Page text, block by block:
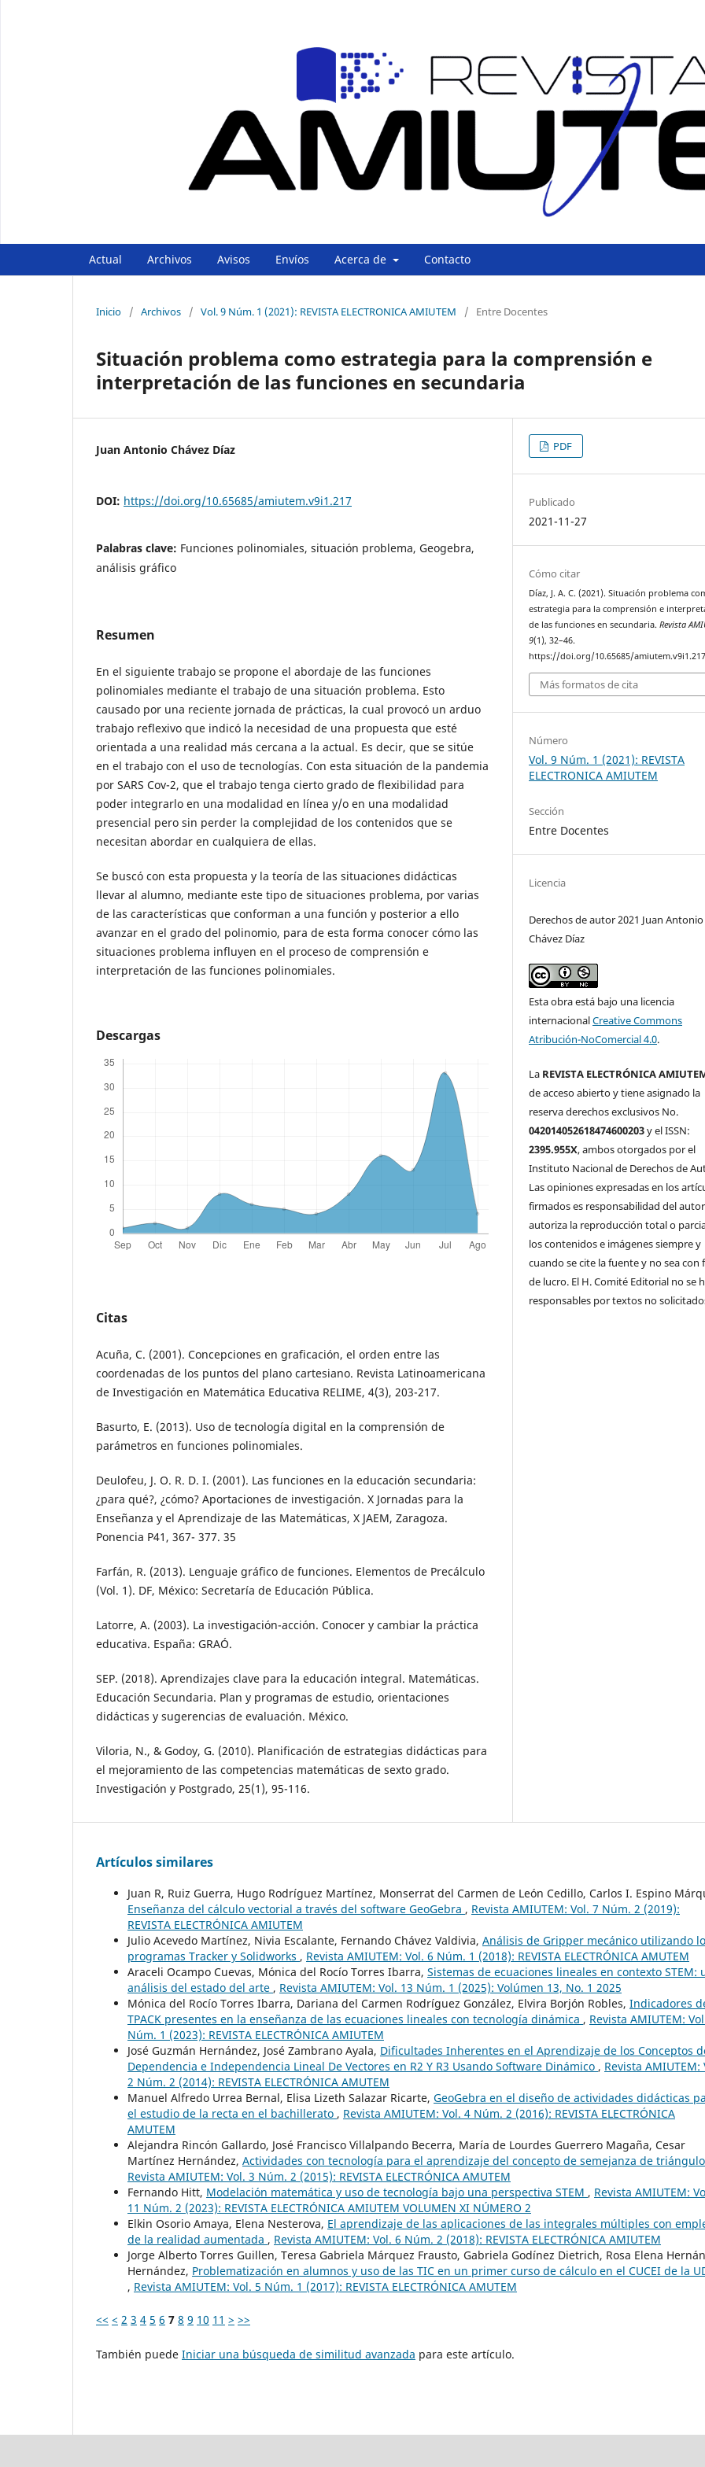
Actual Archivos Avisos Envíos Acerca de Contacto
Inicio / Archivos / Vol. 9 Núm. 1 (2021): REVISTA ELECTRONICA AMIUTEM / Entre Docentes
Situación problema como estrategia para la comprensión e
interpretación de las funciones en secundaria
Juan Antonio Chávez Díaz
DOI: https://doi.org/10.65685/amiutem.v9i1.217
Palabras clave: Funciones polinomiales, situación problema, Geogebra,
análisis gráfico
Resumen
En el siguiente trabajo se propone el abordaje de las funciones
polinomiales mediante el trabajo de una situación problema. Esto
causado por una reciente jornada de prácticas, la cual provocó un arduo
trabajo reflexivo que indicó la necesidad de una propuesta que esté
orientada a una realidad más cercana a la actual. Es decir, que se sitúe
en el trabajo con el uso de tecnologías. Con esta situación de la pandemia
por SARS Cov-2, que el trabajo tenga cierto grado de flexibilidad para
poder integrarlo en una modalidad en línea y/o en una modalidad
presencial pero sin perder la complejidad de los contenidos que se
necesitan abordar en cualquiera de ellas.
Se buscó con esta propuesta y la teoría de las situaciones didácticas
llevar al alumno, mediante este tipo de situaciones problema, por varias
de las características que conforman a una función y posterior a ello
avanzar en el grado del polinomio, para de esta forma conocer cómo las
situaciones problema influyen en el proceso de comprensión e
interpretación de las funciones polinomiales.
Descargas
Citas
Acuña, C. (2001). Concepciones en graficación, el orden entre las
coordenadas de los puntos del plano cartesiano. Revista Latinoamericana
de Investigación en Matemática Educativa RELIME, 4(3), 203-217.
Basurto, E. (2013). Uso de tecnología digital en la comprensión de
parámetros en funciones polinomiales.
Deulofeu, J. O. R. D. I. (2001). Las funciones en la educación secundaria:
¿para qué?, ¿cómo? Aportaciones de investigación. X Jornadas para la
Enseñanza y el Aprendizaje de las Matemáticas, X JAEM, Zaragoza.
Ponencia P41, 367- 377. 35
Farfán, R. (2013). Lenguaje gráfico de funciones. Elementos de Precálculo
(Vol. 1). DF, México: Secretaría de Educación Pública.
Latorre, A. (2003). La investigación-acción. Conocer y cambiar la práctica
educativa. España: GRAÓ.
SEP. (2018). Aprendizajes clave para la educación integral. Matemáticas.
Educación Secundaria. Plan y programas de estudio, orientaciones
didácticas y sugerencias de evaluación. México.
Viloria, N., & Godoy, G. (2010). Planificación de estrategias didácticas para
el mejoramiento de las competencias matemáticas de sexto grado.
Investigación y Postgrado, 25(1), 95-116.
PDF
Publicado
2021-11-27
Cómo citar
Díaz, J. A. C. (2021). Situación problema
estrategia para la comprensión e
de las funciones en secundaria.Revista
9(1), 32–46.
https://doi.org/10.65685/amiutem.v9i1.217
Más formatos de cita
Número
Vol. 9 Núm. 1 (2021): REVISTA
ELECTRONICA AMIUTEM
Sección
Entre Docentes
Licencia
Derechos de autor 2021 Juan Antonio
Chávez Díaz
Esta obra está bajo una licencia
internacionalCreative Commons
Atribución-NoComercial 4.0.
La REVISTA ELECTRÓNICA
de acceso abierto y tiene asignado la
reserva derechos exclusivos No.
042014052618474600203y el ISSN:
2395.955X, ambos otorgados por el
Instituto Nacional de Derechos de
Las opiniones expresadas en los
firmados es responsabilidad del
autoriza la reproducción total o
los contenidos e imágenes siempre y
cuando se cite la fuente y no sea con
de lucro. El H. Comité Editorial no se
responsables por textos no
Artículos similares
Juan R, Ruiz Guerra, Hugo Rodríguez Martínez, Monserrat del Carmen de León Cedillo, Carlos I. Espino
Enseñanza del cálculo vectorial a través del software GeoGebra , Revista AMIUTEM: Vol. 7 Núm. 2 (2019):
REVISTA ELECTRÓNICA AMIUTEM
Julio Acevedo Martínez, Nivia Escalante, Fernando Chávez Valdivia, Análisis de Gripper mecánico utilizando
programas Tracker y Solidworks , Revista AMIUTEM: Vol. 6 Núm. 1 (2018): REVISTA ELECTRÓNICA AMUTEM
Araceli Ocampo Cuevas, Mónica del Rocío Torres Ibarra, Sistemas de ecuaciones lineales en contexto STEM:
análisis del estado del arte , Revista AMIUTEM: Vol. 13 Núm. 1 (2025): Volúmen 13, No. 1 2025
Mónica del Rocío Torres Ibarra, Dariana del Carmen Rodríguez González, Elvira Borjón Robles, Indicadores
TPACK presentes en la enseñanza de las ecuaciones lineales con tecnología dinámica , Revista AMIUTEM:
Núm. 1 (2023): REVISTA ELECTRÓNICA AMIUTEM
José Guzmán Hernández, José Zambrano Ayala, Dificultades Inherentes en el Aprendizaje de los Conceptos
Dependencia e Independencia Lineal De Vectores en R2 Y R3 Usando Software Dinámico , Revista AMIUTEM:
2 Núm. 2 (2014): REVISTA ELECTRÓNICA AMUTEM
Manuel Alfredo Urrea Bernal, Elisa Lizeth Salazar Ricarte, GeoGebra en el diseño de actividades didácticas
el estudio de la recta en el bachillerato , Revista AMIUTEM: Vol. 4 Núm. 2 (2016): REVISTA ELECTRÓNICA
AMUTEM
Alejandra Rincón Gallardo, José Francisco Villalpando Becerra, María de Lourdes Guerrero Magaña, Cesar
Martínez Hernández, Actividades con tecnología para el aprendizaje del concepto de semejanza de
Revista AMIUTEM: Vol. 3 Núm. 2 (2015): REVISTA ELECTRÓNICA AMUTEM
Fernando Hitt, Modelación matemática y uso de tecnología bajo una perspectiva STEM , Revista AMIUTEM:
11 Núm. 2 (2023): REVISTA ELECTRÓNICA AMIUTEM VOLUMEN XI NÚMERO 2
Elkin Osorio Amaya, Elena Nesterova, El aprendizaje de las aplicaciones de las integrales múltiples con
de la realidad aumentada , Revista AMIUTEM: Vol. 6 Núm. 2 (2018): REVISTA ELECTRÓNICA AMIUTEM
Jorge Alberto Torres Guillen, Teresa Gabriela Márquez Frausto, Gabriela Godínez Dietrich, Rosa Elena
Hernández, Problematización en alumnos y uso de las TIC en un primer curso de cálculo en el CUCEI de la
, Revista AMIUTEM: Vol. 5 Núm. 1 (2017): REVISTA ELECTRÓNICA AMUTEM
<< < 2 3 4 5 6 7 8 9 10 11 > >>
También puede Iniciar una búsqueda de similitud avanzada para este artículo.